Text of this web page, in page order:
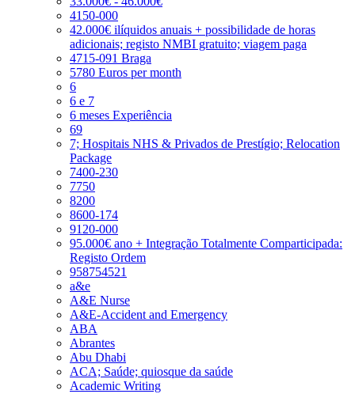
4150-000
42.000€ ilíquidos anuais + possibilidade de horas
adicionais; registo NMBI gratuito; viagem paga
4715-091 Braga
5780 Euros per month
6
6 e 7
6 meses Experiência
69
7; Hospitais NHS & Privados de Prestígio; Relocation
Package
7400-230
7750
8200
8600-174
9120-000
95.000€ ano + Integração Totalmente Comparticipada:
Registo Ordem
958754521
a&e
A&E Nurse
A&E-Accident and Emergency
ABA
Abrantes
Abu Dhabi
ACA; Saúde; quiosque da saúde
Academic Writing